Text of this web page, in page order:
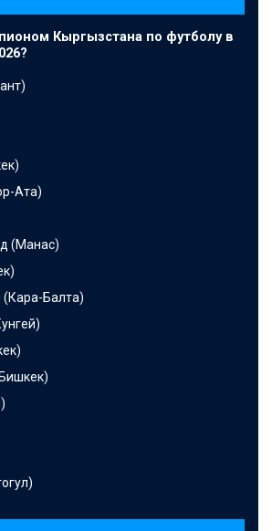
Кыргызстана по футболу в
Ата)
(Манас)
Балта)